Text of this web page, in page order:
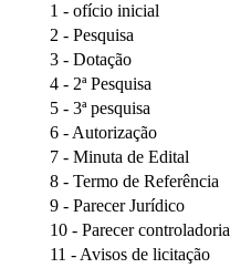
1 - ofício inicial
2 - Pesquisa
3 - Dotação
4 - 2ª Pesquisa
5 - 3ª pesquisa
6 - Autorização
7 - Minuta de Edital
8 - Termo de Referência
9 - Parecer Jurídico
10 - Parecer controladoria
11 - Avisos de licitação